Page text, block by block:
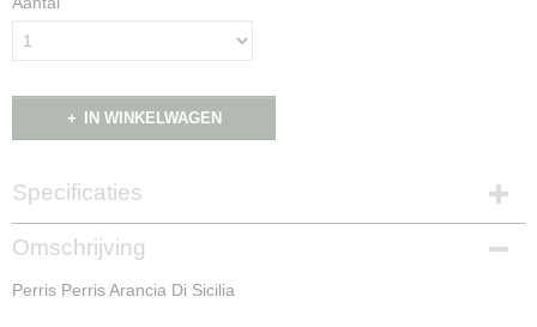
IN WINKELWAGEN
Specificaties
Productcode
NG16016
Omschrijving
Perris Perris Arancia Di Sicilia